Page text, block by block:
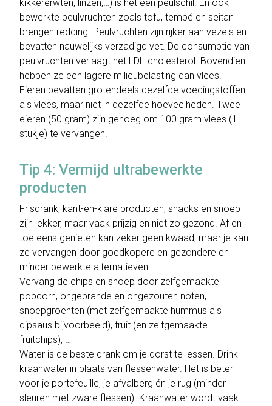
kikkererwten, linzen,…) is het een peulschil. En ook
bewerkte peulvruchten zoals tofu, tempé en seitan
brengen redding. Peulvruchten zijn rijker aan vezels en
bevatten nauwelijks verzadigd vet. De consumptie van
peulvruchten verlaagt het LDL-cholesterol. Bovendien
hebben ze een lagere milieubelasting dan vlees.
Eieren bevatten grotendeels dezelfde voedingstoffen
als vlees, maar niet in dezelfde hoeveelheden. Twee
eieren (50 gram) zijn genoeg om 100 gram vlees (1
stukje) te vervangen.
Tip 4: Vermijd ultrabewerkte
producten
Frisdrank, kant-en-klare producten, snacks en snoep
zijn lekker, maar vaak prijzig en niet zo gezond. Af en
toe eens genieten kan zeker geen kwaad, maar je kan
ze vervangen door goedkopere en gezondere en
minder bewerkte alternatieven.
Vervang de chips en snoep door zelfgemaakte
popcorn, ongebrande en ongezouten noten,
snoepgroenten (met zelfgemaakte hummus als
dipsaus bijvoorbeeld), fruit (en zelfgemaakte
fruitchips), …
Water is de beste drank om je dorst te lessen. Drink
kraanwater in plaats van flessenwater. Het is beter
voor je portefeuille, je afvalberg én je rug (minder
sleuren met zware flessen). Kraanwater wordt vaak